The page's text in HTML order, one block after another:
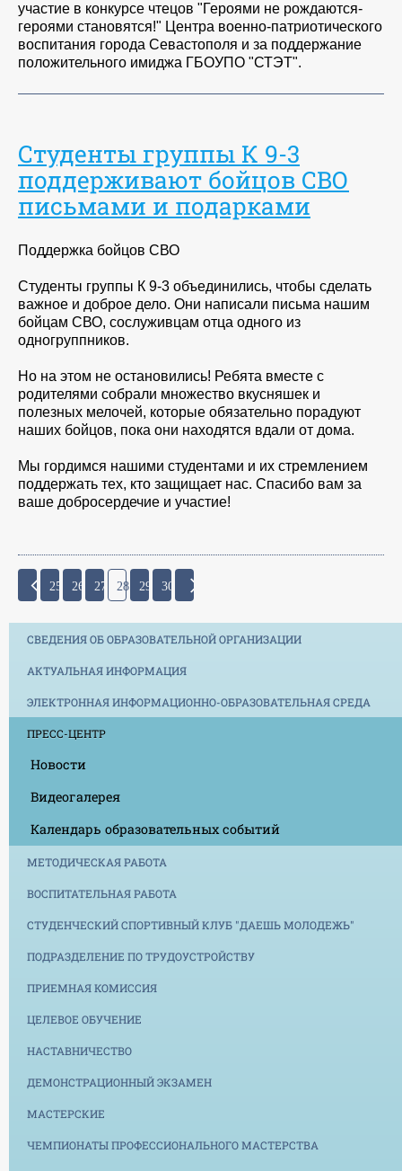
участие в конкурсе чтецов "Героями не рождаются-
героями становятся!" Центра военно-патриотического
воспитания города Севастополя и за поддержание
положительного имиджа ГБОУПО "СТЭТ".
Студенты группы К 9-3
поддерживают бойцов СВО
письмами и подарками
Поддержка бойцов СВО
Студенты группы К 9-3 объединились, чтобы сделать
важное и доброе дело. Они написали письма нашим
бойцам СВО, сослуживцам отца одного из
одногруппников.
Но на этом не остановились! Ребята вместе с
родителями собрали множество вкусняшек и
полезных мелочей, которые обязательно порадуют
наших бойцов, пока они находятся вдали от дома.
Мы гордимся нашими студентами и их стремлением
поддержать тех, кто защищает нас. Спасибо вам за
ваше добросердечие и участие!
25 26 27 28 29 30
СВЕДЕНИЯ ОБ ОБРАЗОВАТЕЛЬНОЙ ОРГАНИЗАЦИИ
АКТУАЛЬНАЯ ИНФОРМАЦИЯ
ЭЛЕКТРОННАЯ ИНФОРМАЦИОННО-ОБРАЗОВАТЕЛЬНАЯ СРЕДА
ПРЕСС-ЦЕНТР
Новости
Видеогалерея
Календарь образовательных событий
МЕТОДИЧЕСКАЯ РАБОТА
ВОСПИТАТЕЛЬНАЯ РАБОТА
СТУДЕНЧЕСКИЙ СПОРТИВНЫЙ КЛУБ "ДАЕШЬ МОЛОДЕЖЬ"
ПОДРАЗДЕЛЕНИЕ ПО ТРУДОУСТРОЙСТВУ
ПРИЕМНАЯ КОМИССИЯ
ЦЕЛЕВОЕ ОБУЧЕНИЕ
НАСТАВНИЧЕСТВО
ДЕМОНСТРАЦИОННЫЙ ЭКЗАМЕН
МАСТЕРСКИЕ
ЧЕМПИОНАТЫ ПРОФЕССИОНАЛЬНОГО МАСТЕРСТВА